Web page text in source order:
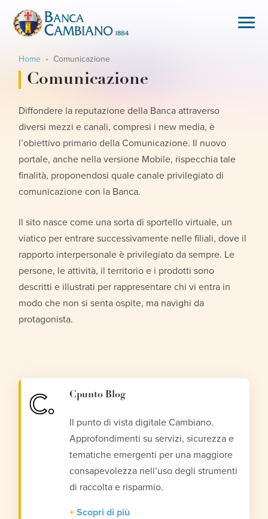
Home Comunicazione
Comunicazione
Diffondere la reputazione della Banca attraverso
diversi mezzi e canali, compresi i new media, è
l’obiettivo primario della Comunicazione. Il nuovo
portale, anche nella versione Mobile, rispecchia tale
finalità, proponendosi quale canale privilegiato di
comunicazione con la Banca.
Il sito nasce come una sorta di sportello virtuale, un
viatico per entrare successivamente nelle filiali, dove il
rapporto interpersonale è privilegiato da sempre. Le
persone, le attività, il territorio e i prodotti sono
descritti e illustrati per rappresentare chi vi entra in
modo che non si senta ospite, ma navighi da
protagonista.
Cpunto Blog
Il punto di vista digitale Cambiano.
Approfondimenti su servizi, sicurezza e
tematiche emergenti per una maggiore
consapevolezza nell’uso degli strumenti
di raccolta e risparmio.
Scopri di più